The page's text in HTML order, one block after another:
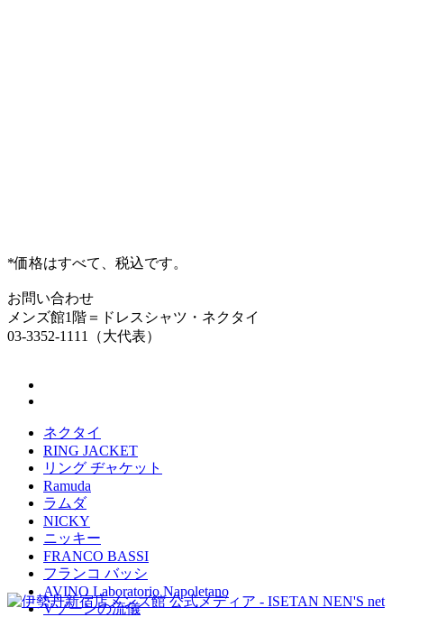
*価格はすべて、税込です。
お問い合わせ
メンズ館1階＝ドレスシャツ・ネクタイ
03-3352-1111（大代表）
ネクタイ
RING JACKET
リング ヂャケット
Ramuda
ラムダ
NICKY
ニッキー
FRANCO BASSI
フランコ バッシ
AVINO Laboratorio Napoletano
Vゾーンの流儀